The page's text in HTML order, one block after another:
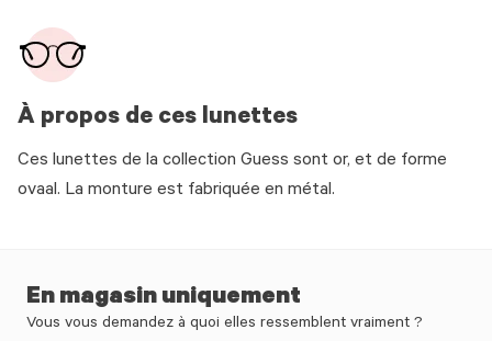
À propos de ces lunettes
Ces lunettes de la collection Guess sont or, et de forme
ovaal. La monture est fabriquée en métal.
En magasin uniquement
Vous vous demandez à quoi elles ressemblent vraiment ?